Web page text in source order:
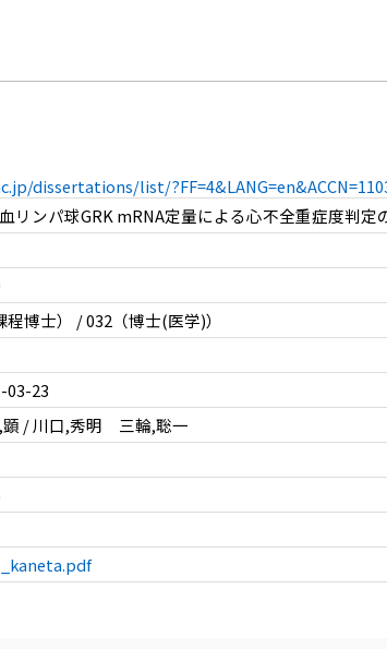
dissertations/list/
リンパ球GRK mRNA定量による心不全重症度判定
程博士） / 032（博士(医学)）
03-23
顕 / 川口,秀明 三輪,聡一